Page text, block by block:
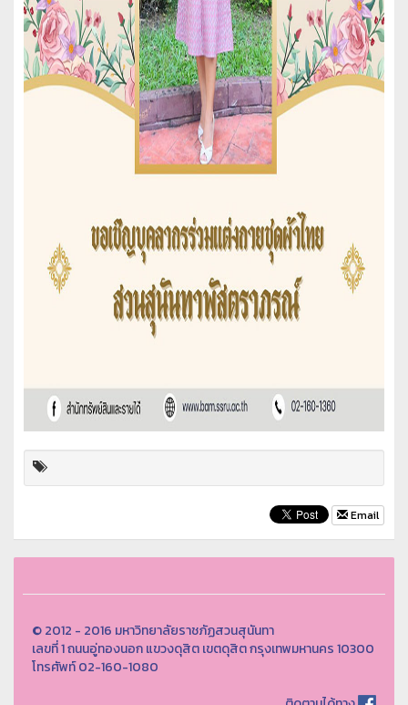
Email
© 2012 - 2016 มหาวิทยาลัยราชภัฏสวนสุนันทา
เลขที่ 1 ถนนอู่ทองนอก แขวงดุสิต เขตดุสิต กรุงเทพมหานคร 10300
โทรศัพท์ 02-160-1080